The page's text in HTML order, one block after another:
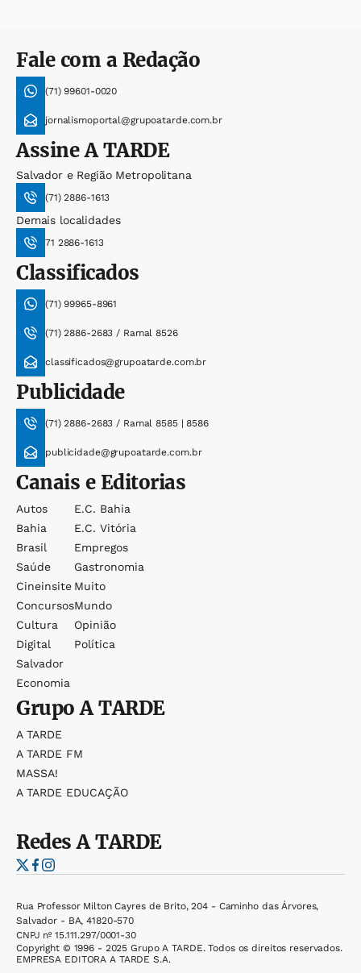
Fale com a Redação
(71) 99601-0020
jornalismoportal@grupoatarde.com.br
AssineA TARDE
Salvador e Região Metropolitana
(71) 2886-1613
Demais localidades
71 2886-1613
Classificados
(71) 99965-8961
(71) 2886-2683 / Ramal 8526
classificados@grupoatarde.com.br
Publicidade
(71) 2886-2683 / Ramal 8585 | 8586
publicidade@grupoatarde.com.br
Canais e Editorias
Autos
Bahia
Brasil
Saúde
Cineinsite
Concursos
Cultura
Digital
Salvador
Economia
E.c. Bahia
E.c. Vitória
Empregos
Gastronomia
Muito
Mundo
Opinião
Política
GrupoA TARDE
A TARDE
A TARDE FM
MASSA!
A TARDE EDUCAÇÃO
RedesA TARDE
Rua Professor Milton Cayres de Brito, 204 - Caminho das Árvores,
Salvador - BA, 41820-570
CNPJ nº 15.111.297/0001-30
Copyright © 1996 - 2025 Grupo A TARDE. Todos os direitos reservados.
EMPRESA EDITORA A TARDE S.A.